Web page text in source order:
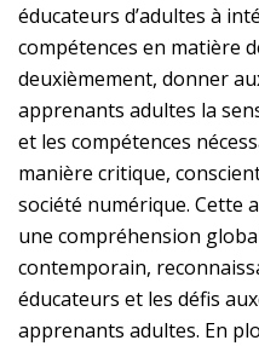
éducateurs d’adultes à
compétences en matière
deuxièmement, donner
apprenants adultes la
et les compétences
manière critique,
société numérique. Cette
une compréhension
contemporain,
éducateurs et les défis
apprenants adultes. En